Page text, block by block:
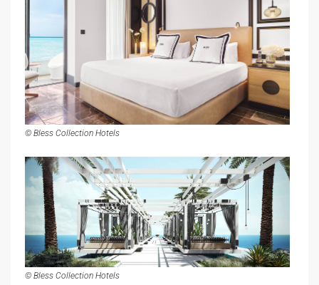
© Bless Collection Hotels
© Bless Collection Hotels